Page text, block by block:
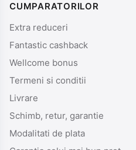
CUMPARATORILOR
Extra reduceri
Fantastic cashback
Wellcome bonus
Termeni si conditii
Livrare
Schimb, retur, garantie
Modalitati de plata